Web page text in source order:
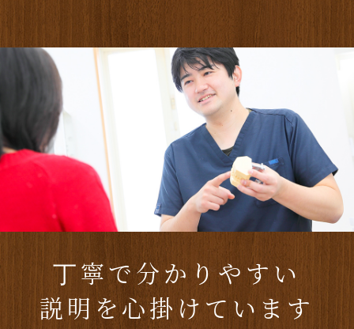
丁寧で分かりやすい
説明を心掛けています